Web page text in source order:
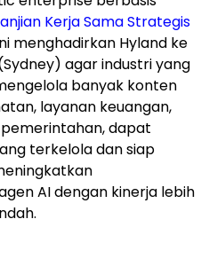
Kerja Sama Strategis
menghadirkan Hyland ke
agar industri yang
banyak konten
layanan keuangan,
dapat
terkelola dan siap
AI dengan kinerja lebih